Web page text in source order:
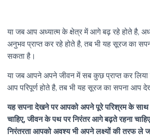
या जब आप अध्यात्म के क्षेत्र में आगे बढ़ रहे होते है,
अनुभव प्राप्त कर रहे होते है, तब भी यह सूरज का
सकता है।
या जब आपने अपने जीवन में सब कुछ प्राप्त कर लिया
आप परिपूर्ण होते है, तब भी यह सूरज का सपना आप
यह सपना देखने पर आपको अपने पूरे परिश्रम के साथ
चाहिए, जीवन के पथ पर निरंतर आगे बढ़ते रहना
निरंतरता आपको अवश्य भी अपने लक्ष्यों की तरफ ले